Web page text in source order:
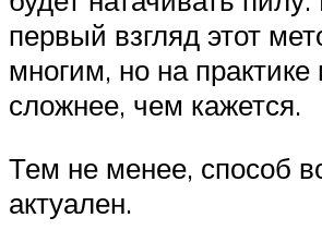
первый взгляд этот
многим, но на практике
сложнее, чем кажется.
Тем не менее, способ
актуален.